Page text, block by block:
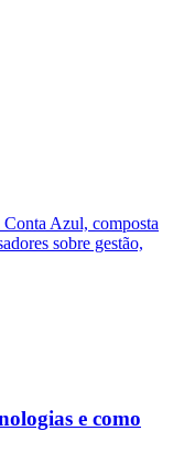
Azul, composta
sobre gestão,
e como